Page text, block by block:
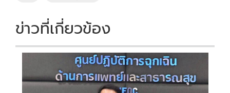
ข่าวที่เกี่ยวข้อง